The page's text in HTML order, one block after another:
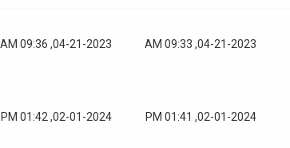
04-21-2023, 09:33 AM
04-21-2023, 09:36 AM
02-01-2024, 01:41 PM
02-01-2024, 01:42 PM